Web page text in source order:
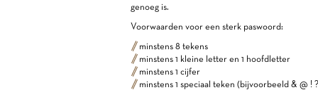
genoeg is.
Voorwaarden voor een sterk paswoord:
minstens 8 tekens
minstens 1 kleine letter en 1 hoofdletter
minstens 1 cijfer
minstens 1 speciaal teken (bijvoorbeeld & @ !